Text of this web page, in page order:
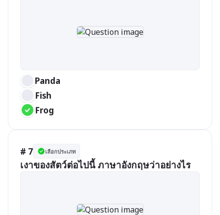
Panda
Fish
Frog
# 7 เลือกประเภท
เงาของสัตว์ต่อไปนี้ ภาษาอังกฤษว่าอย่างไร